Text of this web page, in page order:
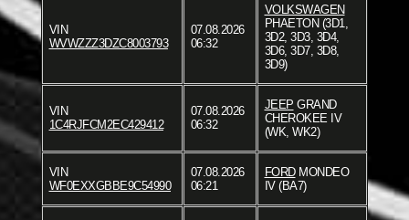
VIN
WVWZZZ3DZC8003793
07.08.2026
06:32
VOLKSWAGEN
PHAETON (3D1,
3D2, 3D3, 3D4,
3D6, 3D7, 3D8,
3D9)
VIN
1C4RJFCM2EC429412
07.08.2026
06:32
JEEP GRAND
CHEROKEE IV
(WK, WK2)
VIN
WF0EXXGBBE9C54990
07.08.2026
06:21
FORDMONDEO
IV (BA7)